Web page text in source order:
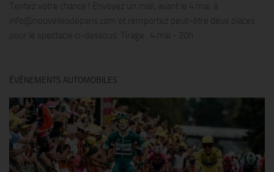
Tentez votre chance ! Envoyez un mail, avant le 4 mai, à
info@nouvellesdeparis.com et remportez peut-être deux places
pour le spectacle ci-dessous. Tirage : 4 mai - 20h
ÉVÉNEMENTS AUTOMOBILES